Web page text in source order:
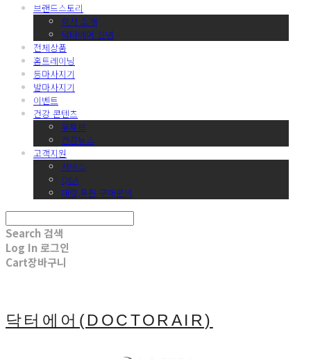
브랜드스토리
회사 소개
닥터에어 신념
전체상품
홈트레이닝
등마사지기
발마사지기
이벤트
건강 콘텐츠
유튜브
건강뉴스
고객지원
서비스
Q&A
대량,특판 구매문의
Search 검색
Log In로그인
Cart장바구니
닥터에어(DOCTORAIR)